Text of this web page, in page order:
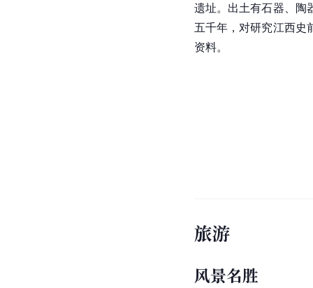
遗址。出土有石器、陶
五千年，对研究江西史
资料。
旅游
风景名胜